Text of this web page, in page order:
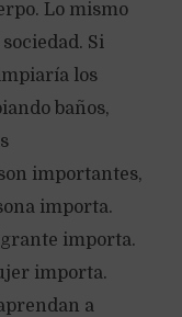
Lo mismo
Si
los
baños,
importantes,
importa.
importa.
importa.
a